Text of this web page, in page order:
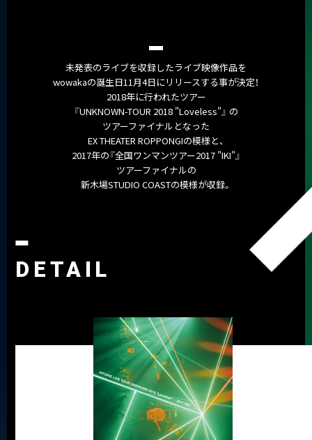
未発表のライブを収録したライブ映像作品を
wowakaの誕生日11月4日にリリースする事が決定！
2018年に行われたツアー
『UNKNOWN-TOUR 2018 "Loveless"』 の
ツアーファイナルとなった
EX THEATER ROPPONGIの模様と、
2017年の『全国ワンマンツアー2017 "IKI"』
ツアーファイナルの
新木場STUDIO COASTの模様が収録。
DETAIL